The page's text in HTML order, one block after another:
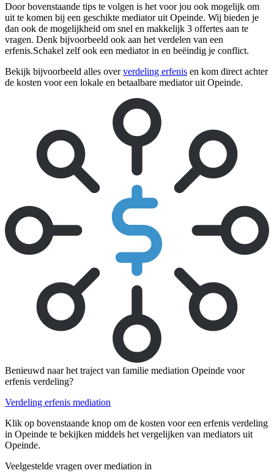
Door bovenstaande tips te volgen is het voor jou ook mogelijk om
uit te komen bij een geschikte mediator uit Opeinde. Wij bieden je
dan ook de mogelijkheid om snel en makkelijk 3 offertes aan te
vragen. Denk bijvoorbeeld ook aan het verdelen van een
erfenis.Schakel zelf ook een mediator in en beëindig je conflict.
Bekijk bijvoorbeeld alles oververdeling erfenis en kom direct achter
de kosten voor een lokale en betaalbare mediator uit Opeinde.
Benieuwd naar het traject van familie mediation Opeinde voor
erfenis verdeling?
Verdeling erfenis mediation
Klik op bovenstaande knop om de kosten voor een erfenis verdeling
in Opeinde te bekijken middels het vergelijken van mediators uit
Opeinde.
Veelgestelde vragen over mediation in